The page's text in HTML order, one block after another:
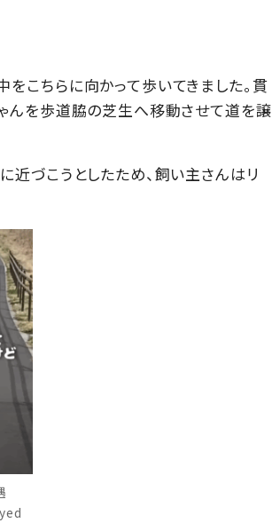
こちらに向かって歩いてきました。貫
んを歩道脇の芝生へ移動させて道を譲
近づこうとしたため、飼い主さんはリ